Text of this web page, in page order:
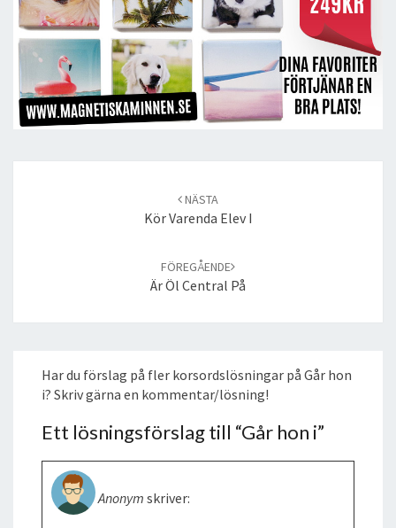
NÄSTA
Kör Varenda Elev I
FÖREGÅENDE
Är Öl Central På
Har du förslag på fler korsordslösningar på Går hon
i? Skriv gärna en kommentar/lösning!
Ett lösningsförslag till “Går hon i”
Anonym skriver: